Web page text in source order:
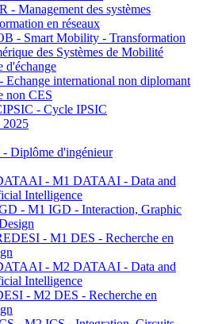
- Management des systèmes
en réseaux
- Smart Mobility - Transformation
des Systèmes de Mobilité
d'échange
Echange international non diplomant
non CES
- Cycle IPSIC
2025
Diplôme d'ingénieur
- M1 DATAAI - Data and
Intelligence
- M1 IGD - Interaction, Graphic
- M1 DES - Recherche en
- M2 DATAAI - Data and
Intelligence
- M2 DES - Recherche en